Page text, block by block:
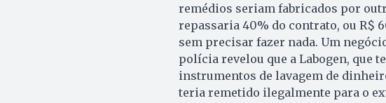
remédios seriam fabricados por
repassaria 40% do contrato, ou R$
sem precisar fazer nada. Um
polícia revelou que a Labogen, que
instrumentos de lavagem de
teria remetido ilegalmente para o